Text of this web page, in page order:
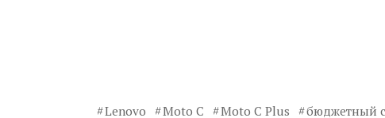
Lenovo Moto C Moto C Plus бюджетный